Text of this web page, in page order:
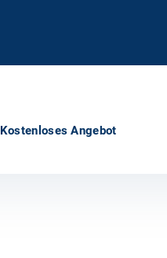
Kostenloses Angebot